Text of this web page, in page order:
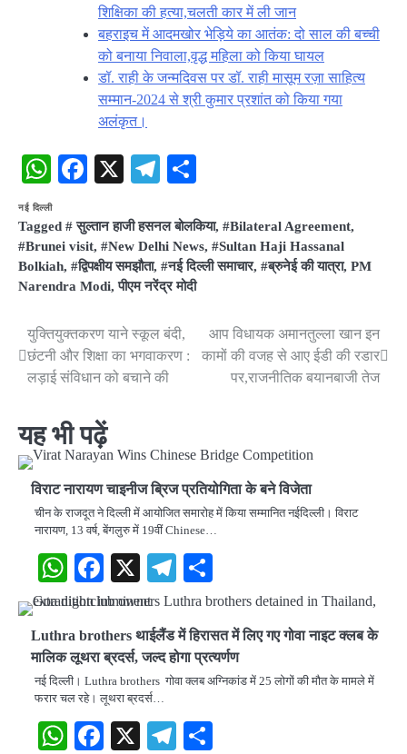
शिक्षिका की हत्या,चलती कार में ली जान
बहराइच में आदमखोर भेड़िये का आतंक: दो साल की बच्ची
को बनाया निवाला,वृद्ध महिला को किया घायल
डॉ. राही के जन्मदिवस पर डॉ. राही मासूम रज़ा साहित्य
सम्मान-2024 से श्री कुमार प्रशांत को किया गया
अलंकृत।
WhatsApp
Facebook
X Telegram
नई दिल्ली
Tagged # सुल्तान हाजी हसनल बोलकिया, #Bilateral Agreement,
#Brunei visit, #New Delhi News, #Sultan Haji Hassanal
Bolkiah, #द्विपक्षीय समझौता, #नई दिल्ली समाचार, #ब्रुनेई की यात्रा, PM
Narendra Modi,पीएम नरेंद्र मोदी
Post
navigation
युक्तियुक्तकरण याने स्कूल बंदी,
छंटनी और शिक्षा का भगवाकरण :
लड़ाई संविधान को बचाने की
आप विधायक अमानतुल्ला खान इन
कामों की वजह से आए ईडी की रडार
पर,राजनीतिक बयानबाजी तेज
यह भी पढ़ें
विराट नारायण चाइनीज ब्रिज प्रतियोगिता के बने विजेता
चीन के राजदूत ने दिल्ली में आयोजित समारोह में किया सम्मानित नईदिल्ली। विराट
नारायण, 13 वर्ष, बेंगलुरु में 19वीं Chinese…
WhatsApp
Facebook
X Telegram
Luthra brothers थाईलैंड में ​हिरासत में लिए गए गोवा नाइट क्लब के
मालिक लूथरा ब्रदर्स, जल्द होगा प्रत्यर्णण
नई दिल्ली। Luthra brothers गोवा क्लब अग्निकांड में 25 लोगों की मौत के मामले में
फरार चल रहे। लूथरा ब्रदर्स…
WhatsApp
Facebook
X Telegram